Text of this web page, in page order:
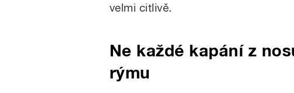
velmi citlivě.
Ne každé kapání z
rýmu